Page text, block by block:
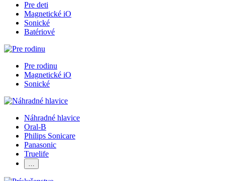
Pre deti
Magnetické iO
Sonické
Batériové
Pre rodinu
Magnetické iO
Sonické
Náhradné hlavice
Oral-B
Philips Sonicare
Panasonic
Truelife
…